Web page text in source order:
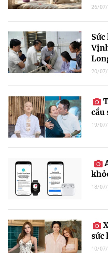
26/
20/
cầu
19/
18/
sức
10/